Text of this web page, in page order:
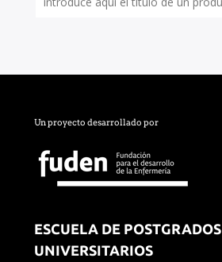
Un proyecto desarrollado por
ESCUELA DE POSTGRADOS
UNIVERSITARIOS